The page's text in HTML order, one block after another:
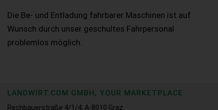
Die Be- und Entladung fahrbarer Maschinen ist auf
Wunsch durch unser geschultes Fahrpersonal
problemlos möglich.
LANDWIRT.COM GMBH, YOUR MARKETPLACE
Rechbauerstraße 4/1/4, A-8010 Graz